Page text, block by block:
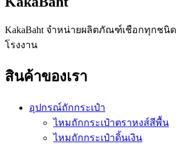
KakaBaht จำหน่ายผลิตภัณฑ์เชือกทุกชนิ
โรงงาน
สินค้าของเรา
อุปกรณ์ถักกระเป๋า
ไหมถักกระเป๋าตราหงส์สีพื้น
ไหมถักกระเป๋าดิ้นเงิน